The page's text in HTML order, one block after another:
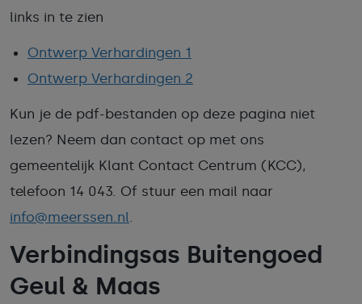
links in te zien
Ontwerp Verhardingen 1
Ontwerp Verhardingen 2
Kun je de pdf-bestanden op deze pagina niet
lezen? Neem dan contact op met ons
gemeentelijk Klant Contact Centrum (KCC),
telefoon 14 043. Of stuur een mail naar
info@meerssen.nl.
Verbindingsas Buitengoed
Geul & Maas